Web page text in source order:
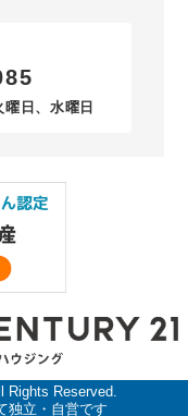
日、水曜日
Rights Reserved.
独立・自営です